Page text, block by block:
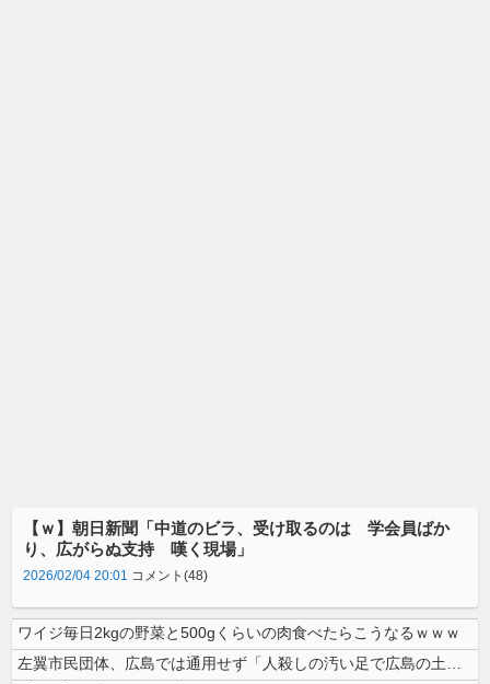
【ｗ】朝日新聞「中道のビラ、受け取るのは 学会員ばか
り、広がらぬ支持 嘆く現場」
2026/02/04 20:01 コメント(48)
ワイジ毎日2kgの野菜と500gくらいの肉食べたらこうなるｗｗｗ
左翼市民団体、広島では通用せず「人殺しの汚い足で広島の土を踏むな！」→...